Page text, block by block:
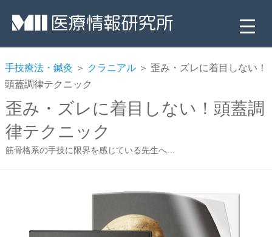
手技療法・鍼灸 ＞ クラニアル ＞ 歪み・ズレに着目しない！
頭蓋調律テクニック
歪み・ズレに着目しない！頭蓋調
律テクニック
筋骨格系の手技に限界を感じている先生へ…
▼